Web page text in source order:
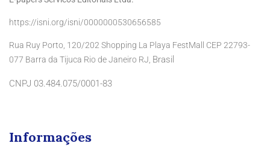
https://isni.org/isni/0000000530656585
Rua Ruy Porto, 120/202 Shopping La Playa FestMall CEP 22793-
077 Barra da Tijuca Rio de Janeiro RJ, Brasil
CNPJ 03.484.075/0001-83
Informações